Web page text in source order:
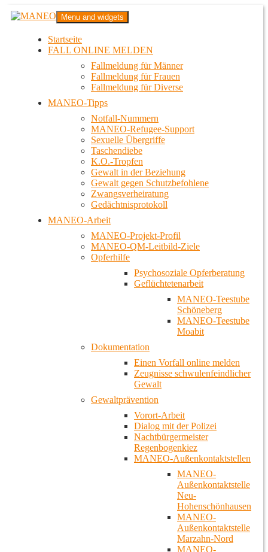
Zum
InhaltMANEO
Das schwule Anti-Gewalt-Projekt in Berlin
Menu and widgets
Startseite
FALL ONLINE MELDEN
Fallmeldung für Männer
Fallmeldung für Frauen
Fallmeldung für Diverse
MANEO-Tipps
Notfall-Nummern
MANEO-Refugee-Support
Sexuelle Übergriffe
Taschendiebe
K.O.-Tropfen
Gewalt in der Beziehung
Gewalt gegen Schutzbefohlene
Zwangsverheiratung
Gedächtnisprotokoll
MANEO-Arbeit
MANEO-Projekt-Profil
MANEO-QM-Leitbild-Ziele
Opferhilfe
Psychosoziale Opferberatung
Geflüchtetenarbeit
MANEO-Teestube
Schöneberg
MANEO-Teestube
Moabit
Dokumentation
Einen Vorfall online melden
Zeugnisse schwulenfeindlicher
Gewalt
Gewaltprävention
Vorort-Arbeit
Dialog mit der Polizei
Nachtbürgermeister
Regenbogenkiez
MANEO-Außenkontaktstellen
MANEO-
Außenkontaktstelle
Neu-
Hohenschönhausen
MANEO-
Außenkontaktstelle
Marzahn-Nord
MANEO-